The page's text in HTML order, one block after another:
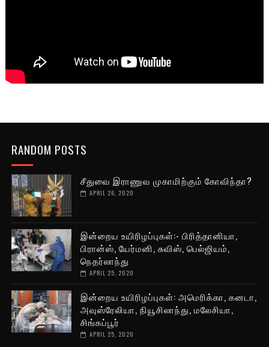
RANDOM POSTS
சீதுவை இராணுவ முகாமிற்கும் கோவிந்தா?
APRIL 26, 2020
இன்றைய உயிரிழப்புகள்:- பிரித்தானியா,
பிரான்ஸ், யேர்மனி, சுவிஸ், பெல்ஜியம்,
நெதர்லாந்து
APRIL 25, 2020
இன்றைய உயிரிழப்புகள்: அமெரிக்கா, கனடா,
அவுஸ்ரேலியா, நியூசிலாந்து, மலேசியா,
சிங்கப்பூர்
APRIL 25, 2020